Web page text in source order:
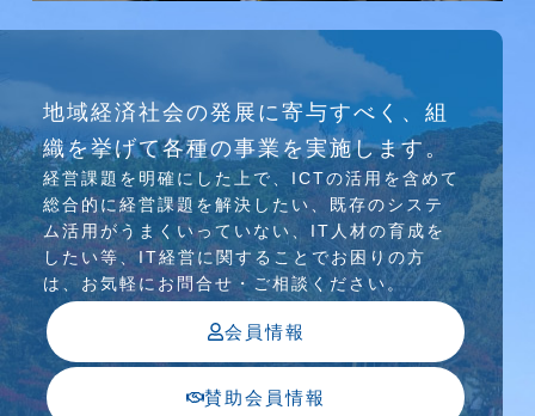
介護ソリューション研究会、WEB/SNS研究会を
行っています
地域経済社会の発展に寄与すべく、組
織を挙げて各種の事業を実施します。
経営課題を明確にした上で、ICTの活⽤を含めて
総合的に経営課題を解決したい、既存のシステ
ム活⽤がうまくいっていない、IT⼈材の育成を
したい等、IT経営に関することでお困りの⽅
は、お気軽にお問合せ・ご相談ください。
会員情報
賛助会員情報